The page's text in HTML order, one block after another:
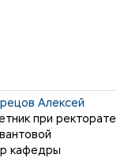
Алексей
при ректорате
кафедры